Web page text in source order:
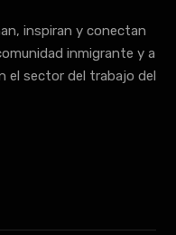
inspiran y conectan
inmigrante y a
el sector del trabajo del